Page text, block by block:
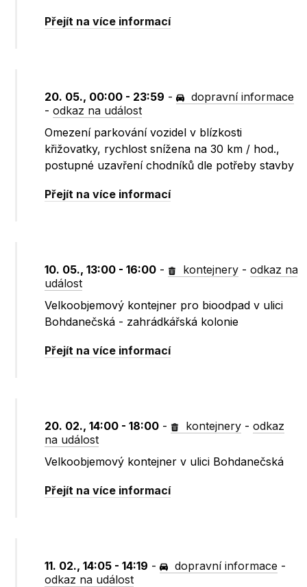
Přejít na více informací
20. 05., 00:00 - 23:59 -
dopravní informace
-odkaz na událost
Omezení parkování vozidel v blízkosti
křižovatky, rychlost snížena na 30 km / hod.,
postupné uzavření chodníků dle potřeby stavby
Přejít na více informací
10. 05., 13:00 - 16:00 - kontejnery -odkaz na
událost
Velkoobjemový kontejner pro bioodpad v ulici
Bohdanečská - zahrádkářská kolonie
Přejít na více informací
20. 02., 14:00 - 18:00 - kontejnery -odkaz
na událost
Velkoobjemový kontejner v ulici Bohdanečská
Přejít na více informací
11. 02., 14:05 - 14:19 - dopravní informace -
odkaz na událost